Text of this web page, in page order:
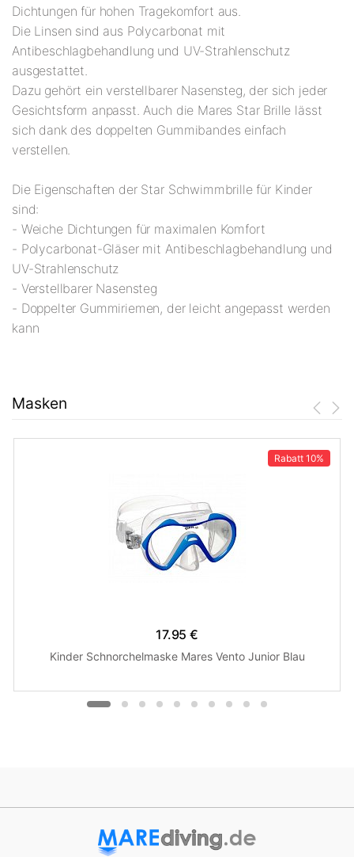
Dichtungen für hohen Tragekomfort aus.
Die Linsen sind aus Polycarbonat mit
Antibeschlagbehandlung und UV-Strahlenschutz
ausgestattet.
Dazu gehört ein verstellbarer Nasensteg, der sich jeder
Gesichtsform anpasst. Auch die Mares Star Brille lässt
sich dank des doppelten Gummibandes einfach
verstellen.
Die Eigenschaften der Star Schwimmbrille für Kinder
sind:
- Weiche Dichtungen für maximalen Komfort
- Polycarbonat-Gläser mit Antibeschlagbehandlung und
UV-Strahlenschutz
- Verstellbarer Nasensteg
- Doppelter Gummiriemen, der leicht angepasst werden
kann
Masken
Rabatt 10%
17.95 €
Kinder Schnorchelmaske Mares Vento Junior Blau